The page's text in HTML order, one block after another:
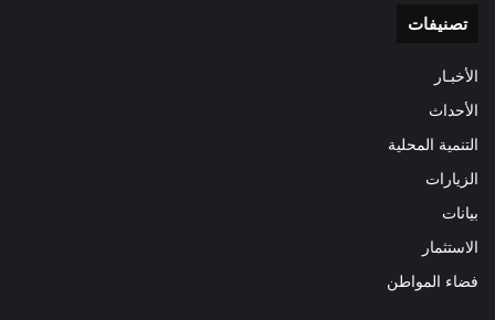
تصنيفات
الأخبـار
الأحداث
التنمية المحلية
الزيارات
بيانات
الاستثمار
فضاء المواطن